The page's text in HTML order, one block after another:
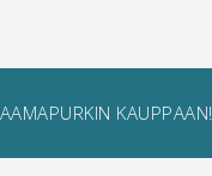
KAUPPAAN!